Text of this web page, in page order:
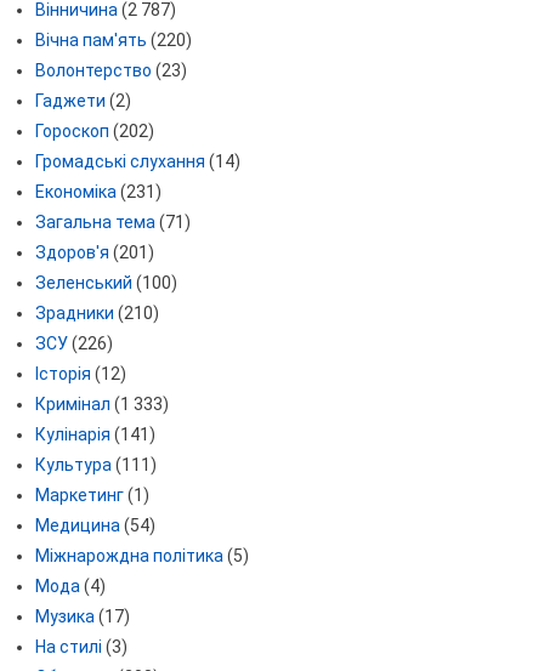
Вінничина (2 787)
Вічна пам'ять (220)
Волонтерство (23)
Гаджети (2)
Гороскоп (202)
Громадські слухання (14)
Економіка (231)
Загальна тема (71)
Здоров'я (201)
Зеленський (100)
Зрадники (210)
ЗСУ(226)
Історія (12)
Кримінал (1 333)
Кулінарія (141)
Культура (111)
Маркетинг(1)
Медицина (54)
Міжнарождна політика (5)
Мода (4)
Музика (17)
На стилі (3)